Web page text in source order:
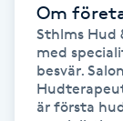
Hyaluronsyra
Hyperhidros
Om
Sthlms Hud
med
besvär.
är första